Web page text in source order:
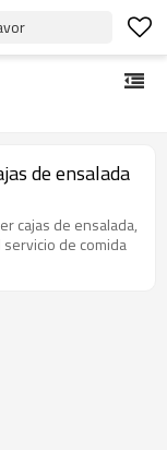
de ensalada
cajas de ensalada,
de comida